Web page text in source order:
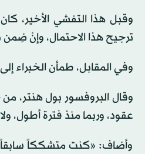
وقبل هذا التفشي الأخير،
ترجيح هذا الاحتمال، وإنْ
وفي المقابل، طمأن الخبراء
عقود، وربما منذ فترة أطول،
وأضاف: «كنت متشككاً سابقاً